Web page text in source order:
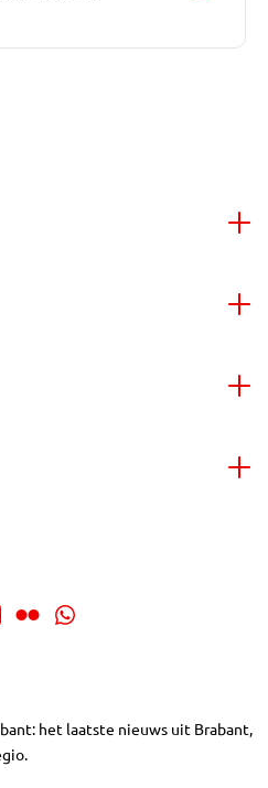
het laatste nieuws uit Brabant,